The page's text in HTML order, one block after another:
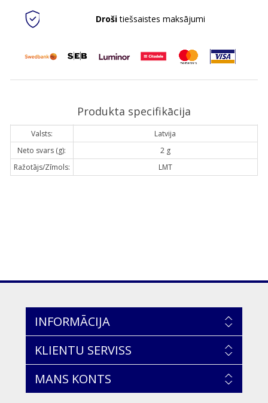
Drošitiešsaistes maksājumi
Produkta specifikācija
Valsts:
Latvija
Neto svars (g):
2 g
Ražotājs/Zīmols:
LMT
INFORMĀCIJA
KLIENTU SERVISS
MANS KONTS